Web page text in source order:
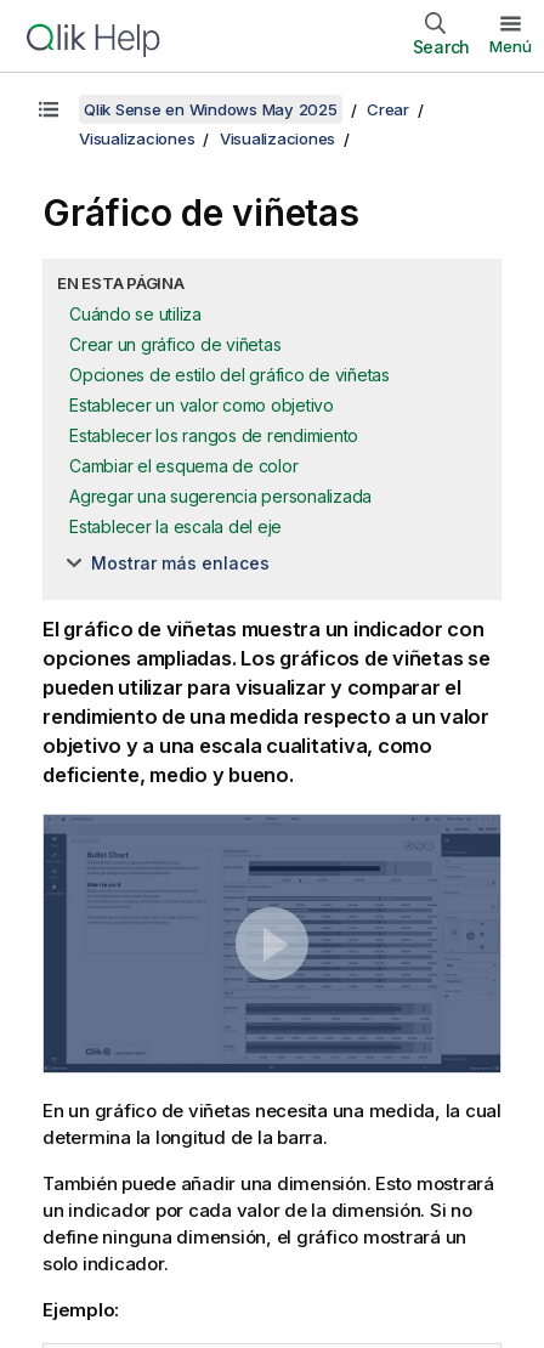
Search Menú
Qlik Sense en Windows May 2025
Crear
Visualizaciones
Visualizaciones
Gráfico de viñetas
EN ESTA PÁGINA
Cuándo se utiliza
Crear un gráfico de viñetas
Opciones de estilo del gráfico de viñetas
Establecer un valor como objetivo
Establecer los rangos de rendimiento
Cambiar el esquema de color
Agregar una sugerencia personalizada
Establecer la escala del eje
Mostrar más enlaces
El gráfico de viñetas muestra un indicador con
opciones ampliadas. Los gráficos de viñetas se
pueden utilizar para visualizar y comparar el
rendimiento de una medida respecto a un valor
objetivo y a una escala cualitativa, como
deficiente, medio y bueno.
En un gráfico de viñetas necesita una medida, la cual
determina la longitud de la barra.
También puede añadir una dimensión. Esto mostrará
un indicador por cada valor de la dimensión. Si no
define ninguna dimensión, el gráfico mostrará un
solo indicador.
Ejemplo: